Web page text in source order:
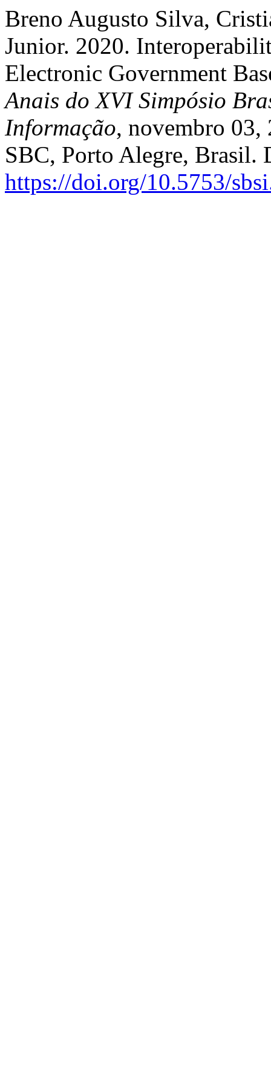
Breno Augusto Silva,
Junior. 2020.
Electronic Government
Anais do XVI Simpósio
Informação, novembro
SBC, Porto Alegre, Brasil.
https://doi.org/10.5753/